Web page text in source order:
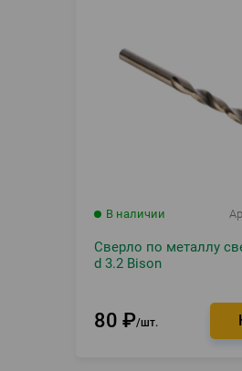
В наличии
Сверло по металлу
d 3.2 Bison
80 ₽ шт.